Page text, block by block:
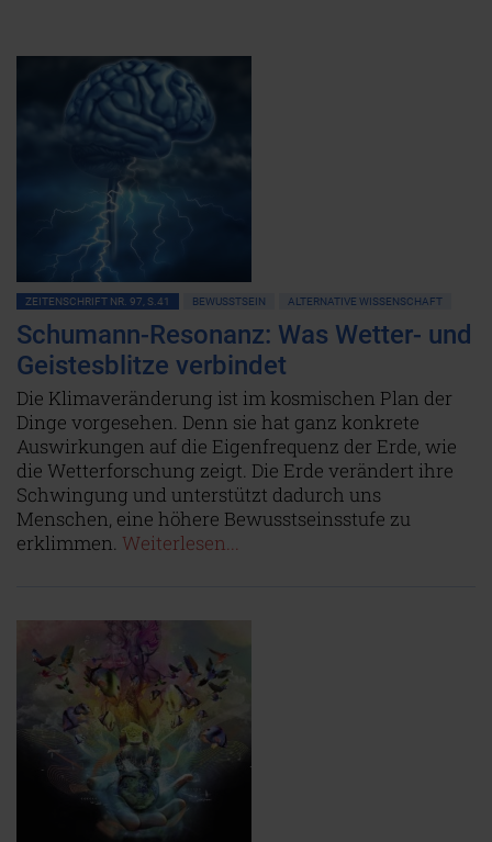
ZEITENSCHRIFT NR. 97, S.41 BEWUSSTSEIN ALTERNATIVE WISSENSCHAFT
Schumann-Resonanz: Was Wetter- und
Geistesblitze verbindet
Die Klimaveränderung ist im kosmischen Plan der
Dinge vorgesehen. Denn sie hat ganz konkrete
Auswirkungen auf die Eigenfrequenz der Erde, wie
die Wetterforschung zeigt. Die Erde verändert ihre
Schwingung und unterstützt dadurch uns
Menschen, eine höhere Bewusstseinsstufe zu
erklimmen. Weiterlesen...